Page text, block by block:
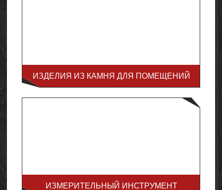
ИЗДЕЛИЯ ИЗ КАМНЯ ДЛЯ ПОМЕЩЕНИЙ
ИЗМЕРИТЕЛЬНЫЙ ИНСТРУМЕНТ